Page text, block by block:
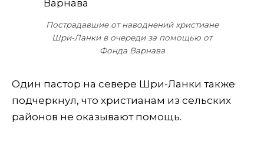
Пострадавшие от наводнений христиане
Шри-Ланки в очереди за помощью от
Фонда Варнава
Один пастор на севере Шри-Ланки также
подчеркнул, что христианам из сельских
районов не оказывают помощь.